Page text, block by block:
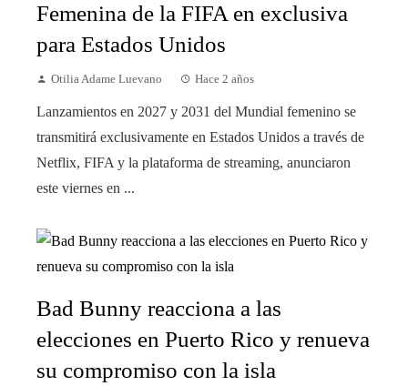
Femenina de la FIFA en exclusiva
para Estados Unidos
Otilia Adame Luevano Hace 2 años
Lanzamientos en 2027 y 2031 del Mundial femenino se
transmitirá exclusivamente en Estados Unidos a través de
Netflix, FIFA y la plataforma de streaming, anunciaron
este viernes en ...
Bad Bunny reacciona a las
elecciones en Puerto Rico y renueva
su compromiso con la isla